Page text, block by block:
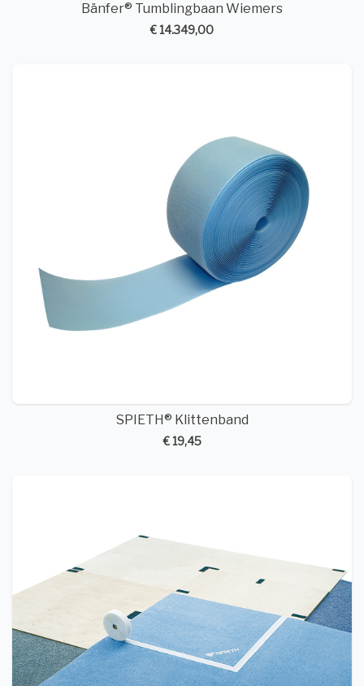
Bänfer® Tumblingbaan Wiemers
€ 14.349,00
SPIETH® Klittenband
€ 19,45